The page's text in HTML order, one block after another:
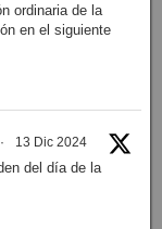
ordinaria de la
en el siguiente
· 13 Dic 2024
del día de la